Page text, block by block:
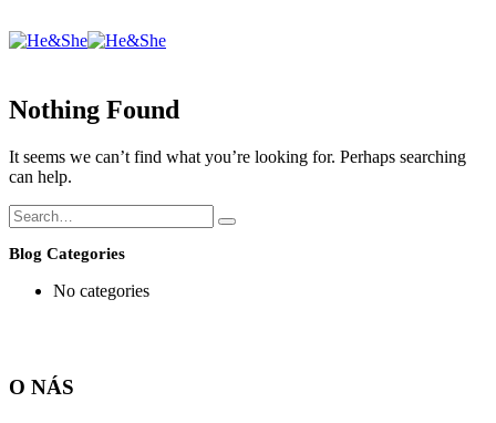
Nothing Found
It seems we can’t find what you’re looking for. Perhaps searching
can help.
Blog Categories
No categories
O NÁS